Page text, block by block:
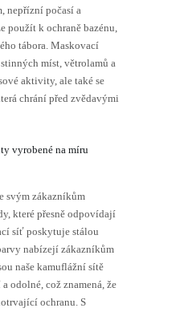
nepřízní počasí a
k ochraně bazénu,
tábora. Maskovací
míst, větrolamů a
aktivity, ale také se
chrání před zvědavými
vyrobené na míru
svým zákazníkům
které přesně odpovídají
síť poskytuje stálou
nabízejí zákazníkům
naše kamuflážní sítě
odolné, což znamená, že
ochranu. S